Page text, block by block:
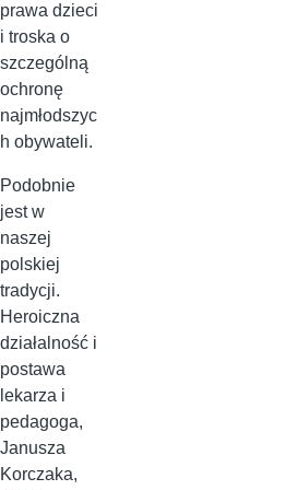
prawa dzieci
i troska o
szczególną
ochronę
najmłodszyc
h obywateli.
Podobnie
jest w
naszej
polskiej
tradycji.
Heroiczna
działalność i
postawa
lekarza i
pedagoga,
Janusza
Korczaka,